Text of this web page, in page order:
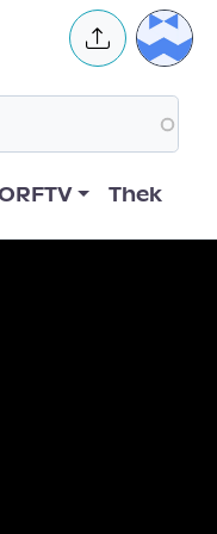
User
Thek